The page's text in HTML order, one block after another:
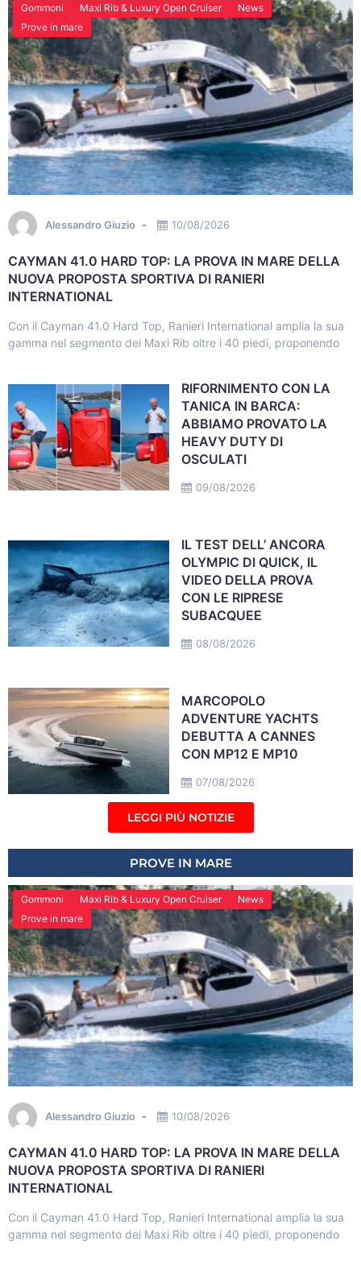
Gommoni Maxi Rib & Luxury Open Cruiser
News
Prove in mare
Alessandro Giuzio 10/08/2026
CAYMAN 41.0 HARD TOP: LA PROVA IN MARE DELLA
NUOVA PROPOSTA SPORTIVA DI RANIERI
INTERNATIONAL
Con il Cayman 41.0 Hard Top, Ranieri International amplia la sua
gamma nel segmento dei Maxi Rib oltre i 40 piedi, proponendo
09/08/2026
RIFORNIMENTO CON LA
TANICA IN BARCA:
ABBIAMO PROVATO LA
HEAVY DUTY DI
OSCULATI
08/08/2026
IL TEST DELL’ ANCORA
OLYMPIC DI QUICK, IL
VIDEO DELLA PROVA
CON LE RIPRESE
SUBACQUEE
07/08/2026
MARCOPOLO
ADVENTURE YACHTS
DEBUTTA A CANNES
CON MP12 E MP10
LEGGI PIÙ NOTIZIE
PROVE IN MARE
Gommoni Maxi Rib & Luxury Open Cruiser
News
Prove in mare
Alessandro Giuzio 10/08/2026
CAYMAN 41.0 HARD TOP: LA PROVA IN MARE DELLA
NUOVA PROPOSTA SPORTIVA DI RANIERI
INTERNATIONAL
Con il Cayman 41.0 Hard Top, Ranieri International amplia la sua
gamma nel segmento dei Maxi Rib oltre i 40 piedi, proponendo